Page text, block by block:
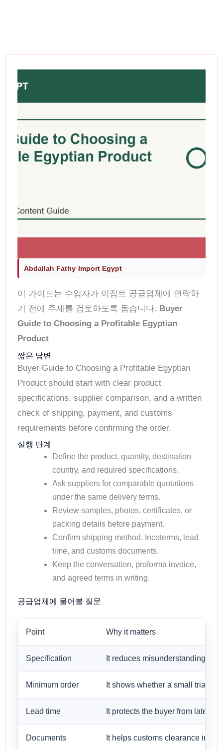
Abdallah Fathy·Import Egypt
이 가이드는 수입자가 이집트 공급업체에 연락하
기 전에 주제를 검토하도록 돕습니다. Buyer
Guide to Choosing a Profitable Egyptian
Product
짧은 답변
Buyer Guide to Choosing a Profitable Egyptian
Product should start with clear product
specifications, supplier comparison, and a written
check of shipping, payment, and customs
requirements before confirming the order.
실행 단계
Define the product, quantity, destination
country, and required specifications.
Ask suppliers for comparable quotations
under the same delivery terms.
Review samples, photos, certificates, or
packing details before payment.
Confirm shipping method, Incoterms, lead
time, and customs documents.
Keep the conversation, proforma invoice,
and agreed terms in writing.
공급업체에 물어볼 질문
Point Why it matters
Specification It reduces misunderstanding
Minimum order It shows whether a small trial
Lead time It protects the buyer from late
Documents It helps customs clearance in